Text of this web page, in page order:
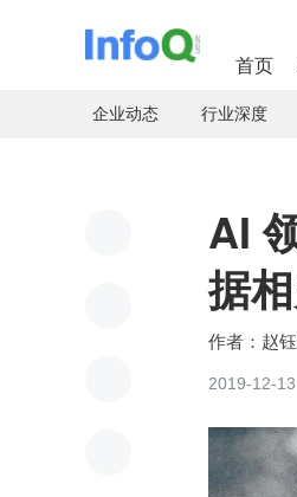
首页
企业动态 行业深度
AI
据
赵
2019-12-13